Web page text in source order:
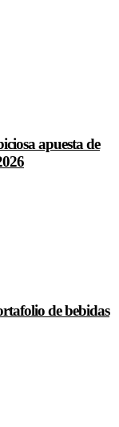
apuesta de
de bebidas